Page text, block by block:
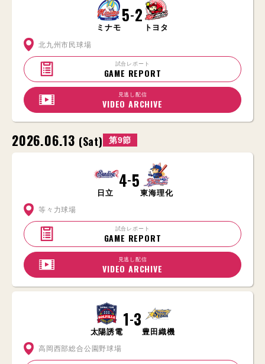
ミナモ
5-2
トヨタ
北九州市民球場
試合レポート
GAME REPORT
見逃し配信
VIDEO ARCHIVE
2026.06.13 (Sat) 第9節
日立
4-5
東海理化
等々力球場
試合レポート
GAME REPORT
見逃し配信
VIDEO ARCHIVE
太陽誘電
1-3
豊田織機
高岡西部総合公園野球場